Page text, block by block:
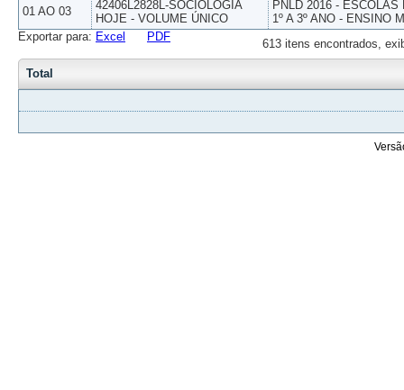
01 AO 03
42406L2828L-SOCIOLOGIA
HOJE - VOLUME ÚNICO
PNLD 2016 -
1º A 3º ANO - ENSINO
613 itens encontrados,
Exportar para: Excel PDF
Total